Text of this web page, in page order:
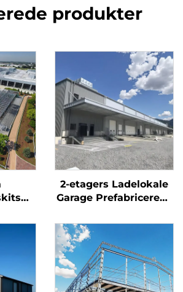
produkter
Pris
2-etagers Ladelokale
Garage Prefabricerede
Metalbygning Kits
Prefab Staldbygning